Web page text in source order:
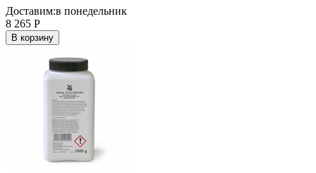
Доставим:в понедельник
8 265 Р
В корзину